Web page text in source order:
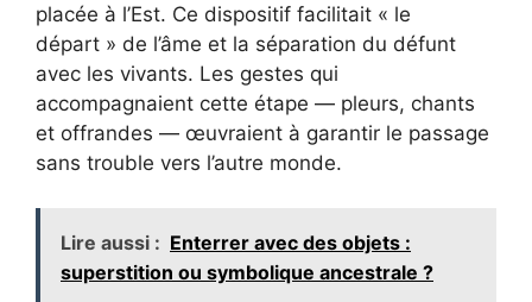
placée à l’Est. Ce dispositif facilitait « le
départ » de l’âme et la séparation du défunt
avec les vivants. Les gestes qui
accompagnaient cette étape — pleurs, chants
et offrandes — œuvraient à garantir le passage
sans trouble vers l’autre monde.
Lire aussi : Enterrer avec des objets :
superstition ou symbolique ancestrale ?